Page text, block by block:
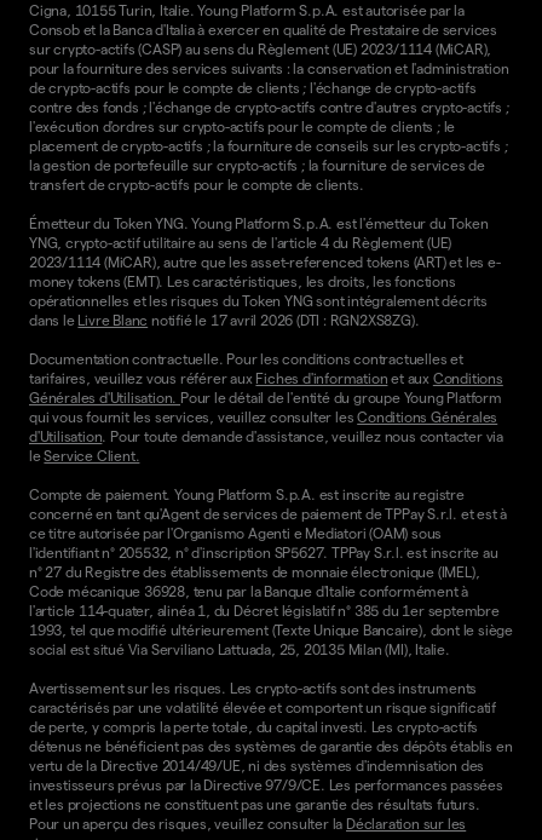
Cigna, 10155 Turin, Italie. Young Platform S.p.A. est autorisée par la
Consob et la Banca d'Italia à exercer en qualité de Prestataire de services
sur crypto-actifs (CASP) au sens du Règlement (UE) 2023/1114 (MiCAR),
pour la fourniture des services suivants : la conservation et l'administration
de crypto-actifs pour le compte de clients ; l'échange de crypto-actifs
contre des fonds ; l'échange de crypto-actifs contre d'autres crypto-actifs ;
l'exécution d'ordres sur crypto-actifs pour le compte de clients ; le
placement de crypto-actifs ; la fourniture de conseils sur les crypto-actifs ;
la gestion de portefeuille sur crypto-actifs ; la fourniture de services de
transfert de crypto-actifs pour le compte de clients.
Émetteur du Token YNG. Young Platform S.p.A. est l'émetteur du Token
YNG, crypto-actif utilitaire au sens de l'article 4 du Règlement (UE)
2023/1114 (MiCAR), autre que les asset-referenced tokens (ART) et les e-
money tokens (EMT). Les caractéristiques, les droits, les fonctions
opérationnelles et les risques du Token YNG sont intégralement décrits
dans le Livre Blanc notifié le 17 avril 2026 (DTI : RGN2XS8ZG).
Documentation contractuelle. Pour les conditions contractuelles et
tarifaires, veuillez vous référer aux Fiches d'information et aux Conditions
Générales d'Utilisation. Pour le détail de l'entité du groupe Young Platform
qui vous fournit les services, veuillez consulter lesConditions Générales
d'Utilisation. Pour toute demande d'assistance, veuillez nous contacter via
leService Client.
Compte de paiement. Young Platform S.p.A. est inscrite au registre
concerné en tant qu'Agent de services de paiement de TPPay S.r.l. et est à
ce titre autorisée par l'Organismo Agenti e Mediatori (OAM) sous
l'identifiant n° 205532, n° d'inscription SP5627. TPPay S.r.l. est inscrite au
n° 27 du Registre des établissements de monnaie électronique (IMEL),
Code mécanique 36928, tenu par la Banque d'Italie conformément à
l'article 114-quater, alinéa 1, du Décret législatif n° 385 du 1er septembre
1993, tel que modifié ultérieurement (Texte Unique Bancaire), dont le siège
social est situé Via Serviliano Lattuada, 25, 20135 Milan (MI), Italie.
Avertissement sur les risques. Les crypto-actifs sont des instruments
caractérisés par une volatilité élevée et comportent un risque significatif
de perte, y compris la perte totale, du capital investi. Les crypto-actifs
détenus ne bénéficient pas des systèmes de garantie des dépôts établis en
vertu de la Directive 2014/49/UE, ni des systèmes d'indemnisation des
investisseurs prévus par la Directive 97/9/CE. Les performances passées
et les projections ne constituent pas une garantie des résultats futurs.
Pour un aperçu des risques, veuillez consulter la Déclaration sur les